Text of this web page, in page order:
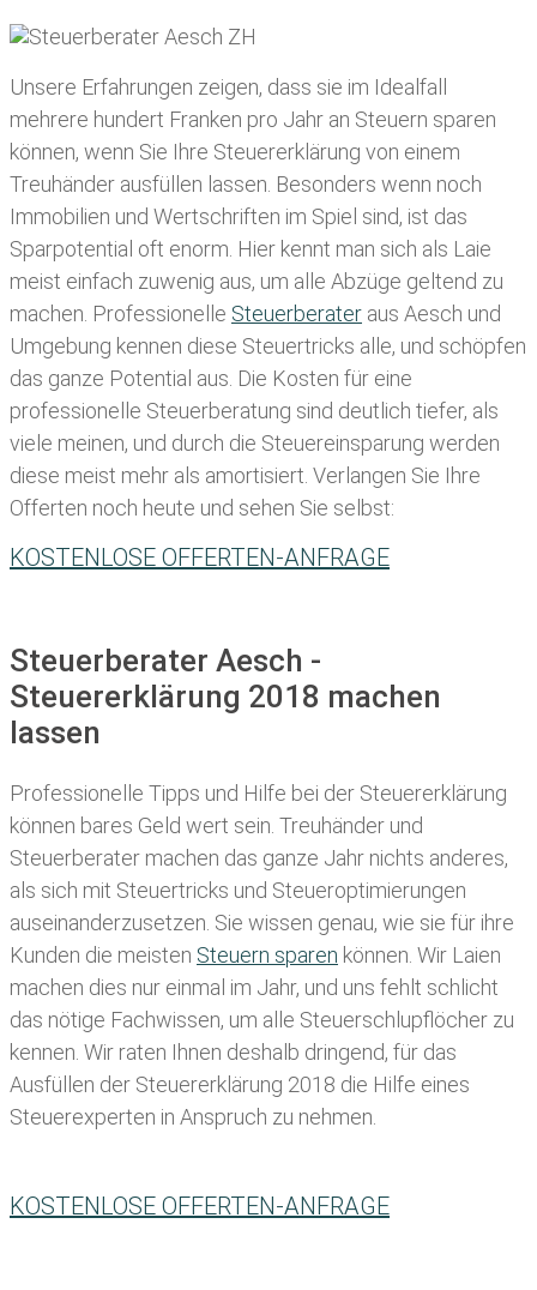
Unsere Erfahrungen zeigen, dass sie im Idealfall
mehrere hundert Franken pro Jahr an Steuern sparen
können, wenn Sie Ihre Steuererklärung von einem
Treuhänder ausfüllen lassen . Besonders wenn noch
Immobilien und Wertschriften im Spiel sind, ist das
Sparpotential oft enorm. Hier kennt man sich als Laie
meist einfach zuwenig aus, um alle Abzüge geltend zu
machen. Professionelle Steuerberater aus Aesch und
Umgebung kennen diese Steuertricks alle, und schöpfen
das ganze Potential aus. Die Kosten für eine
professionelle Steuerberatung sind deutlich tiefer, als
viele meinen, und durch die Steuereinsparung werden
diese meist mehr als amortisiert. Verlangen Sie Ihre
Offerten noch heute und sehen Sie selbst:
KOSTENLOSE OFFERTEN-ANFRAGE
Steuerberater Aesch -
Steuererklärung 2018 machen
lassen
Professionelle Tipps und Hilfe bei der Steuererklärung
können bares Geld wert sein. Treuhänder und
Steuerberater machen das ganze Jahr nichts anderes,
als sich mit Steuertricks und Steueroptimierungen
auseinanderzusetzen. Sie wissen genau, wie sie für ihre
Kunden die meisten Steuern sparen können. Wir Laien
machen dies nur einmal im Jahr, und uns fehlt schlicht
das nötige Fachwissen, um alle Steuerschlupflöcher zu
kennen. Wir raten Ihnen deshalb dringend, für das
Ausfüllen der Steuererklärung 2018 die Hilfe eines
Steuerexperten in Anspruch zu nehmen.
KOSTENLOSE OFFERTEN-ANFRAGE